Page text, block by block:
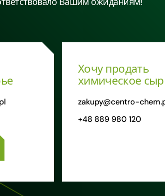
Хочу продать
химическое
zakupy@centro-
+48 889 980 120